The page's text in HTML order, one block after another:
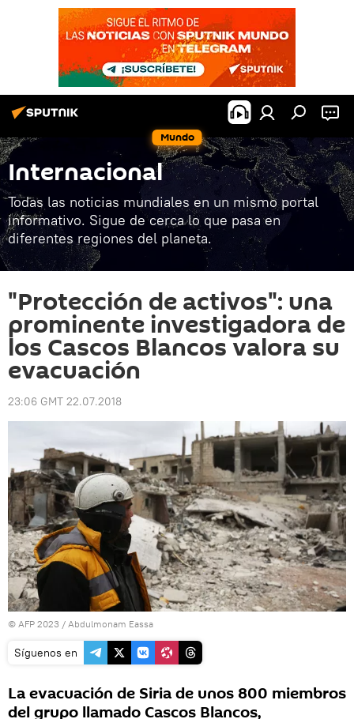
Mundo
Internacional
Todas las noticias mundiales en un mismo portal
informativo. Sigue de cerca lo que pasa en
diferentes regiones del planeta.
"Protección de activos": una
prominente investigadora de
los Cascos Blancos valora su
evacuación
23:06 GMT 22.07.2018
© AFP 2023 / Abdulmonam Eassa
Síguenos en
La evacuación de Siria de unos 800 miembros
del grupo llamado Cascos Blancos,